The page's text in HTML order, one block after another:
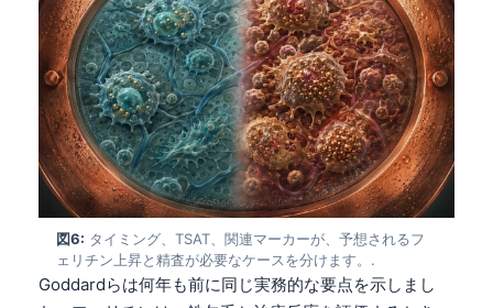
図6: タイミング、TSAT、関連マーカーが、予想されるフ
ェリチン上昇と精査が必要なケースを分けます。.
Goddardらは何年も前に同じ実務的な要点を示しまし